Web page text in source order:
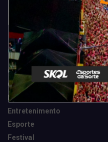
Categorias
Camarote Vip Junino
Cidade
Destaques
Entretenimento
Esporte
Festival